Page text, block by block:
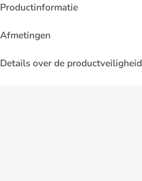
Productinformatie
Afmetingen
Details over de productveiligheid